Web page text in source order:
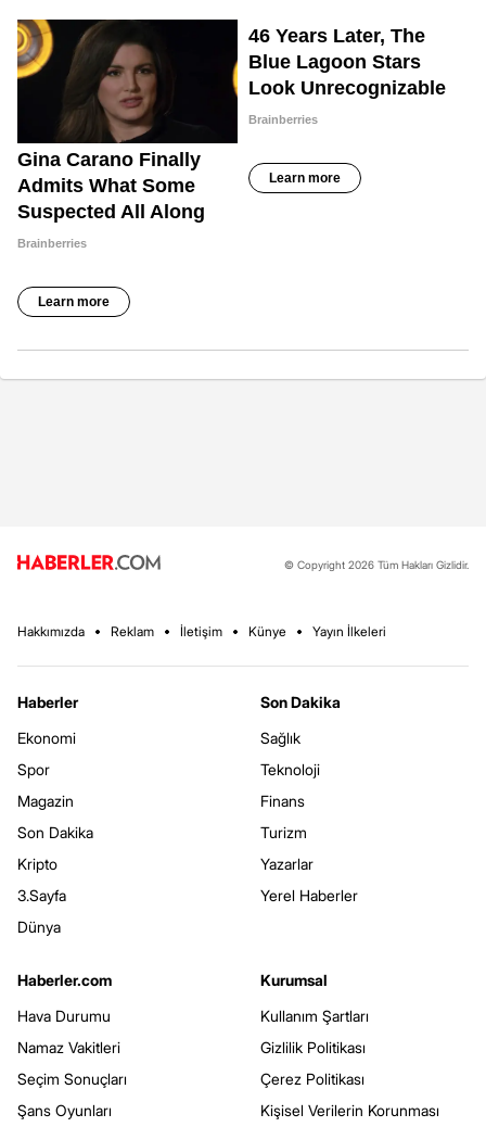
© Copyright 2026 Tüm Hakları Gizlidir.
Hakkımızda Reklam İletişim Künye Yayın İlkeleri
Haberler
Ekonomi
Spor
Magazin
Son Dakika
Kripto
3.Sayfa
Dünya
Son Dakika
Sağlık
Teknoloji
Finans
Turizm
Yazarlar
Yerel Haberler
Haberler.com
Hava Durumu
Namaz Vakitleri
Seçim Sonuçları
Şans Oyunları
Kurumsal
Kullanım Şartları
Gizlilik Politikası
Çerez Politikası
Kişisel Verilerin Korunması